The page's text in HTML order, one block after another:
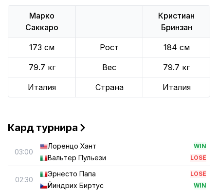
Марко
Саккаро
Кристиан
Бринзан
173 см Рост 184 см
79.7 кг Вес 79.7 кг
Италия Страна Италия
Кард турнира
03:00
Лоренцо Хант WIN
Вальтер Пульези LOSE
02:30
Эрнесто Папа LOSE
Йиндрих Биртус WIN